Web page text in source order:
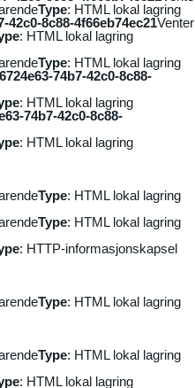
Type: HTML lokal lagring
42c0-8c88-4f66eb74ec21Venter
: HTML lokal lagring
Type: HTML lokal lagring
74b7-42c0-8c88-
: HTML lokal lagring
74b7-42c0-8c88-
: HTML lokal lagring
Type: HTML lokal lagring
Type: HTML lokal lagring
: HTTP-informasjonskapsel
Type: HTML lokal lagring
Type: HTML lokal lagring
: HTML lokal lagring